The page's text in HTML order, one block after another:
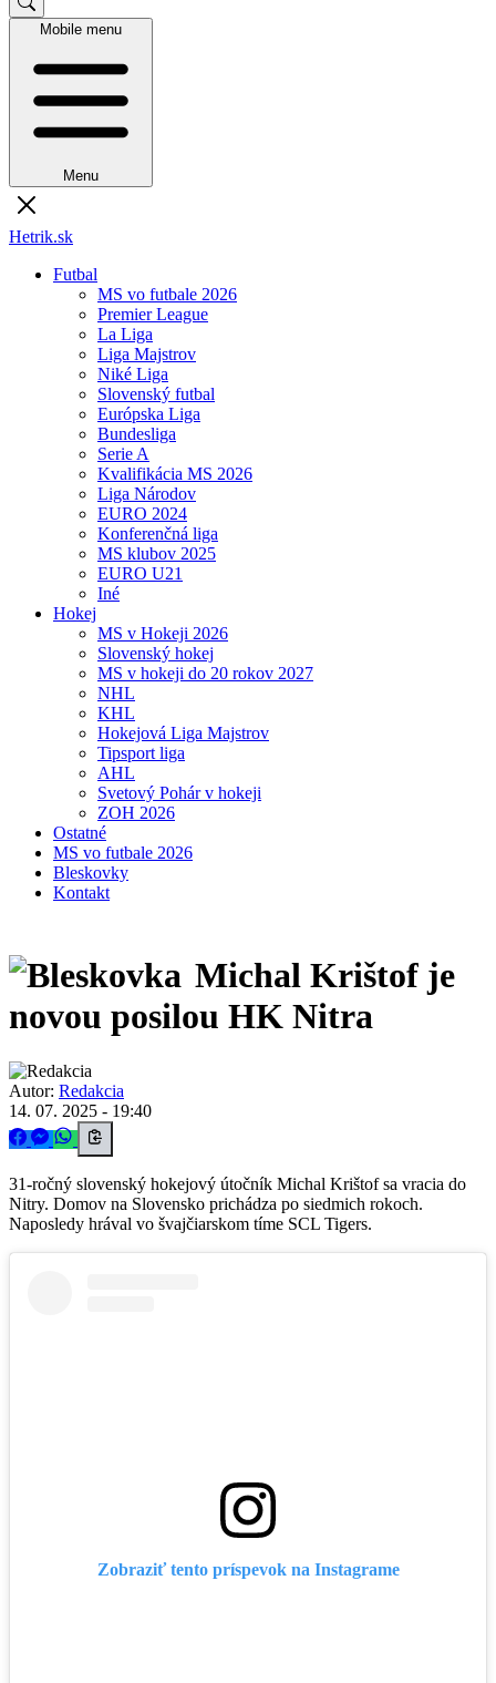
Mobile menu
Menu
Hetrik.sk
Futbal
MS vo futbale 2026
Premier League
La Liga
Liga Majstrov
Niké Liga
Slovenský futbal
Európska Liga
Bundesliga
Serie A
Kvalifikácia MS 2026
Liga Národov
EURO 2024
Konferenčná liga
MS klubov 2025
EURO U21
Iné
Hokej
MS v Hokeji 2026
Slovenský hokej
MS v hokeji do 20 rokov 2027
NHL
KHL
Hokejová Liga Majstrov
Tipsport liga
AHL
Svetový Pohár v hokeji
ZOH 2026
Ostatné
MS vo futbale 2026
Bleskovky
Kontakt
Michal Krištof je
novou posilou HK Nitra
Autor: Redakcia
14. 07. 2025 - 19:40
31-ročný slovenský hokejový útočník Michal Krištof sa vracia do
Nitry. Domov na Slovensko prichádza po siedmich rokoch.
Naposledy hrával vo švajčiarskom tíme SCL Tigers.
Zobraziť tento príspevok na Instagrame